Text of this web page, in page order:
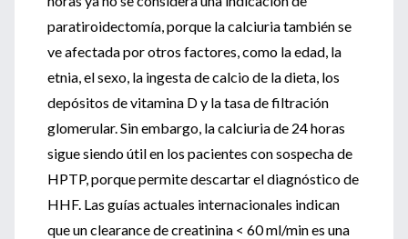
paratiroidectomía, porque la calciuria también se
ve afectada por otros factores, como la edad, la
etnia, el sexo, la ingesta de calcio de la dieta, los
depósitos de vitamina D y la tasa de filtración
glomerular. Sin embargo, la calciuria de 24 horas
sigue siendo útil en los pacientes con sospecha de
HPTP, porque permite descartar el diagnóstico de
HHF. Las guías actuales internacionales indican
que un clearance de creatinina < 60 ml/min es una